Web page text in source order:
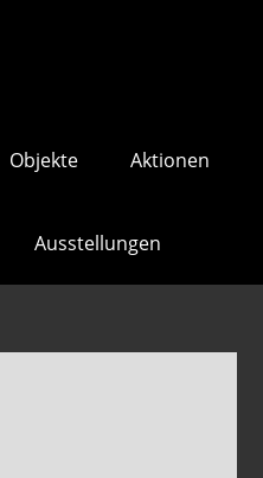
Objekte Aktionen
Ausstellungen